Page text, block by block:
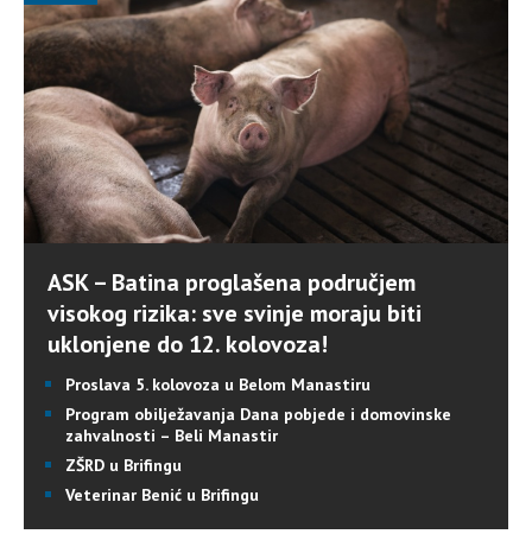
ASK – Batina proglašena područjem
visokog rizika: sve svinje moraju biti
uklonjene do 12. kolovoza!
Proslava 5. kolovoza u Belom Manastiru
Program obilježavanja Dana pobjede i domovinske
zahvalnosti – Beli Manastir
ZŠRD u Brifingu
Veterinar Benić u Brifingu